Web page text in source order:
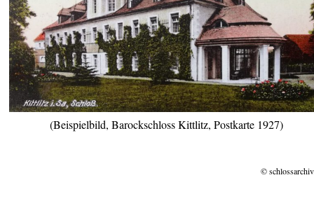
(Beispielbild, Barockschloss Kittlitz, Postkarte 1927)
©